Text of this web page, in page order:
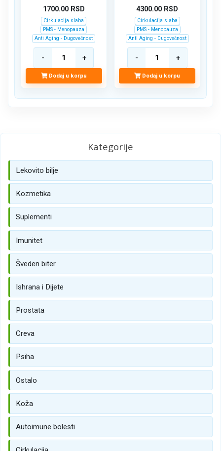
1700.00RSD
Cirkulacija slaba
PMS - Menopauza
Anti Aging - Dugovečnost
Dodaj u korpu
4300.00 RSD
Cirkulacija slaba
PMS - Menopauza
Anti Aging - Dugovečnost
Dodaj u korpu
Kategorije
Lekovito bilje
Kozmetika
Suplementi
Imunitet
Šveden biter
Ishrana i Dijete
Prostata
Creva
Psiha
Ostalo
Koža
Autoimune bolesti